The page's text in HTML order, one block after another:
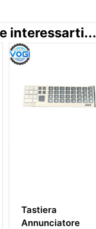
interessarti...
CP60
Modulo